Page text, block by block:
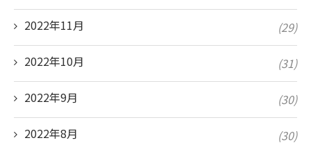
2022年11月 (29)
2022年10月 (31)
2022年9月 (30)
2022年8月 (30)